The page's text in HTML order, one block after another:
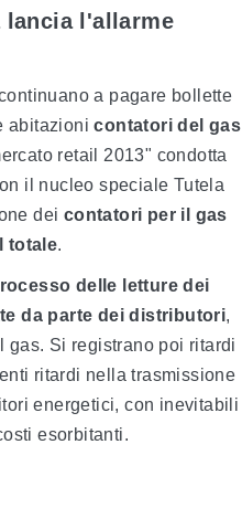
l'allarme
a pagare bollette
abitazionicontatori del gas
retail 2013" condotta
il nucleo speciale Tutela
dei contatori per il gas
totale.
delle letture dei
da parte dei distributori,
gas. Si registrano poi ritardi
ritardi nella trasmissione
energetici, con inevitabili
esorbitanti.